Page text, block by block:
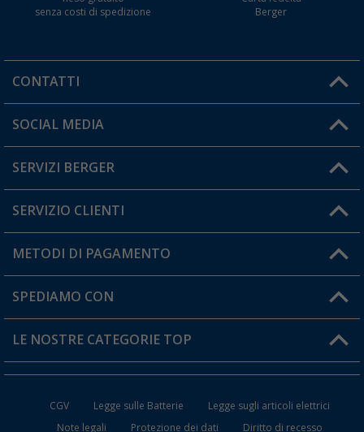
senza costi di spedizione
Berger
CONTATTI
Orari di apertura del servizio:
Hai una domanda?
SOCIAL MEDIA
SERVIZI BERGER
Diventare rivenditori
Il mio Account
Carta fedeltà Berger
SERVIZIO CLIENTI
Informazioni sulla spedizione
Resi
FAQ e Contatti
METODI DI PAGAMENTO
SPEDIAMO CON
LE NOSTRE CATEGORIE TOP
CGV Legge sulle Batterie
Legge sugli articoli elettrici
Note legali
Protezione dei dati Diritto di recesso